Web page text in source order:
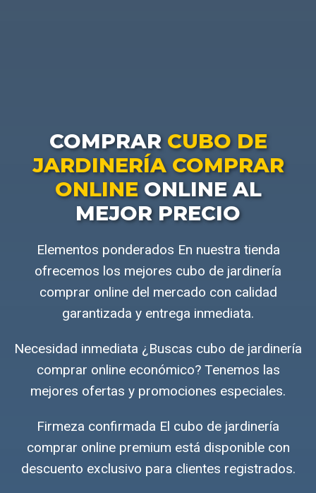
COMPRAR CUBO DE
JARDINERÍA COMPRAR
ONLINEONLINE AL
MEJOR PRECIO
Elementos ponderados En nuestra tienda
ofrecemos los mejores cubo de jardinería
comprar online del mercado con calidad
garantizada y entrega inmediata.
Necesidad inmediata ¿Buscas cubo de jardinería
comprar online económico? Tenemos las
mejores ofertas y promociones especiales.
Firmeza confirmada El cubo de jardinería
comprar online premium está disponible con
descuento exclusivo para clientes registrados.